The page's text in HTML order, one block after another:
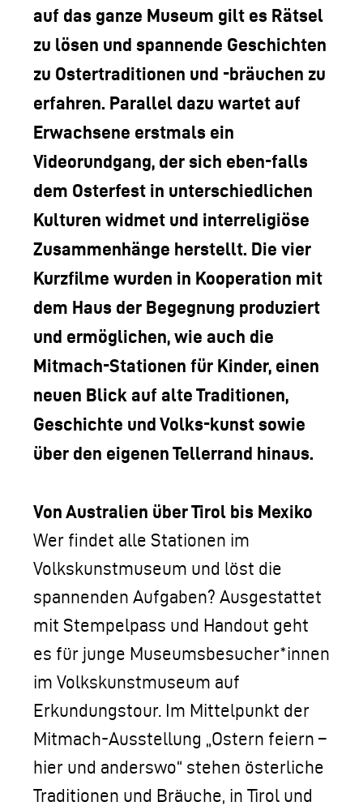
auf das ganze Museum gilt es Rätsel
zu lösen und spannende Geschichten
zu Ostertraditionen und -bräuchen zu
erfahren. Parallel dazu wartet auf
Erwachsene erstmals ein
Videorundgang, der sich eben-falls
dem Osterfest in unterschiedlichen
Kulturen widmet und interreligiöse
Zusammenhänge herstellt. Die vier
Kurzfilme wurden in Kooperation mit
dem Haus der Begegnung produziert
und ermöglichen, wie auch die
Mitmach-Stationen für Kinder, einen
neuen Blick auf alte Traditionen,
Geschichte und Volks-kunst sowie
über den eigenen Tellerrand hinaus.
Von Australien über Tirol bis Mexiko
Wer findet alle Stationen im
Volkskunstmuseum und löst die
spannenden Aufgaben? Ausgestattet
mit Stempelpass und Handout geht
es für junge Museumsbesucher*innen
im Volkskunstmuseum auf
Erkundungstour. Im Mittelpunkt der
Mitmach-Ausstellung „Ostern feiern –
hier und anderswo“ stehen österliche
Traditionen und Bräuche, in Tirol und